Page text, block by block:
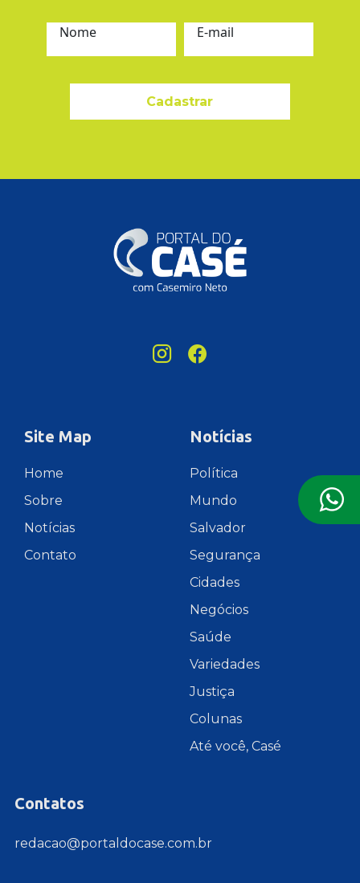
Nome E-mail
Cadastrar
Site Map
Home
Sobre
Notícias
Contato
Notícias
Política
Mundo
Salvador
Segurança
Cidades
Negócios
Saúde
Variedades
Justiça
Colunas
Até você, Casé
Contatos
redacao@portaldocase.com.br